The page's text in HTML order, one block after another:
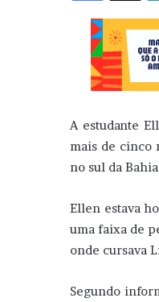
A estudante
mais de cinco
no sul da
Ellen estava
uma faixa de
onde cursava
Segundo